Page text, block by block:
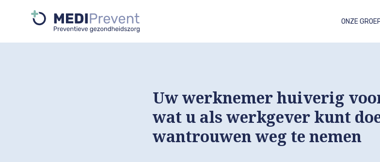
ONZE
Uw werknemer huiverig
wat u als werkgever kunt
wantrouwen weg te nemen